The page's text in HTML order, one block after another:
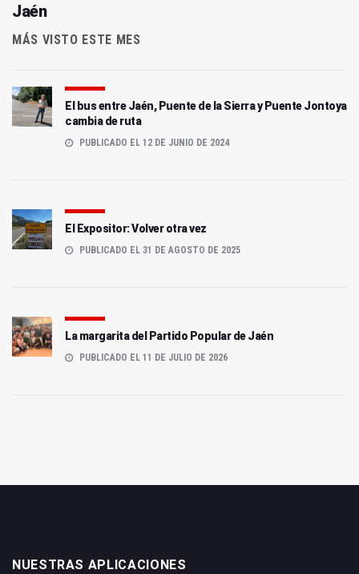
Jaén
MÁS VISTO ESTE MES
El bus entre Jaén, Puente de la Sierra y Puente Jontoya
cambia de ruta
PUBLICADO EL 12 DE JUNIO DE 2024
El Expositor: Volver otra vez
PUBLICADO EL 31 DE AGOSTO DE 2025
La margarita del Partido Popular de Jaén
PUBLICADO EL 11 DE JULIO DE 2026
NUESTRAS APLICACIONES